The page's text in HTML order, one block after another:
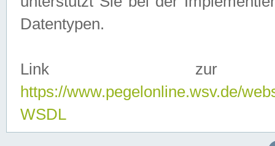
Datentypen.
Link zur
https://www.pegelonline.wsv.de/
WSDL